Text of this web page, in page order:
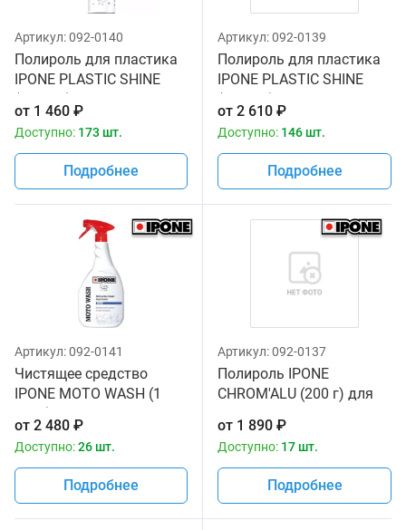
Артикул:092-0140
Полироль для пластика
IPONE PLASTIC SHINE
(250 мл) для мотоциклов
от 1 460 ₽
Доступно: 173 шт.
Подробнее
Артикул:092-0139
Полироль для пластика
IPONE PLASTIC SHINE
(750 мл) для мотоциклов
от 2 610 ₽
Доступно: 146 шт.
Подробнее
Артикул:092-0141
Чистящее средство
IPONE MOTO WASH (1
литр) для мотоциклов
от 2 480 ₽
Доступно:26 шт.
Подробнее
Артикул:092-0137
Полироль IPONE
CHROM'ALU (200 г) для
от 1 890 ₽
Доступно: 17 шт.
Подробнее